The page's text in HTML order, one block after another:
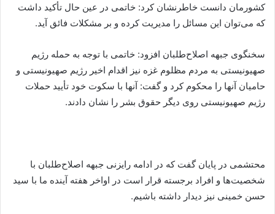
کشورمان دانست خاطرنشان کرد: خاتمی در عین حال تأکید داشت
که می‌توان این مسائل را مدیریت کرده و بر مشکلات فائق آید.
سخنگوی جبهه اصلاح‌طلبان افزود: خاتمی با توجه به حمله رژیم
صهیونیستی به مردم مظلوم غزه نیز اقدام اخیر رژیم صهیونیستی و
حامیان آنها را محکوم کرد و گفت: آنها با سکوت خود تأیید حملات
رژیم صهیونیستی روی دیگر حقوق بشر را نشان دادند.
محتشمی در پایان گفت که در ادامه رایزنی جبهه اصلاح‌طلبان با
شخصیت‌ها و افراد برجسته قرار است در اواخر هفته آینده ما با سید
حسن خمینی نیز دیدار داشته باشیم.